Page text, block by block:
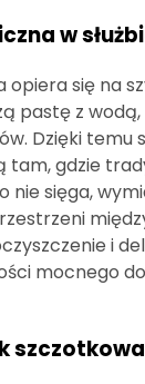
w
opiera się na
pastę z
Dzięki temu
tam, gdzie
nie sięga,
i
mocnego